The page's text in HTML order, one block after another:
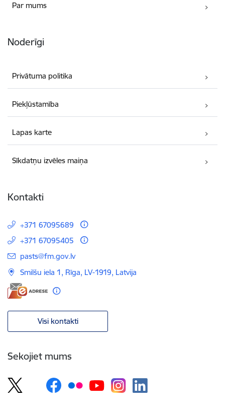
Par mums
Noderīgi
Privātuma politika
Piekļūstamība
Lapas karte
Sīkdatņu izvēles maiņa
Kontakti
+371 67095689
+371 67095405
E-pasts:
pasts@fm.gov.lv
Smilšu iela 1, Rīga, LV-1919, Latvija
Visi kontakti
Sekojiet mums